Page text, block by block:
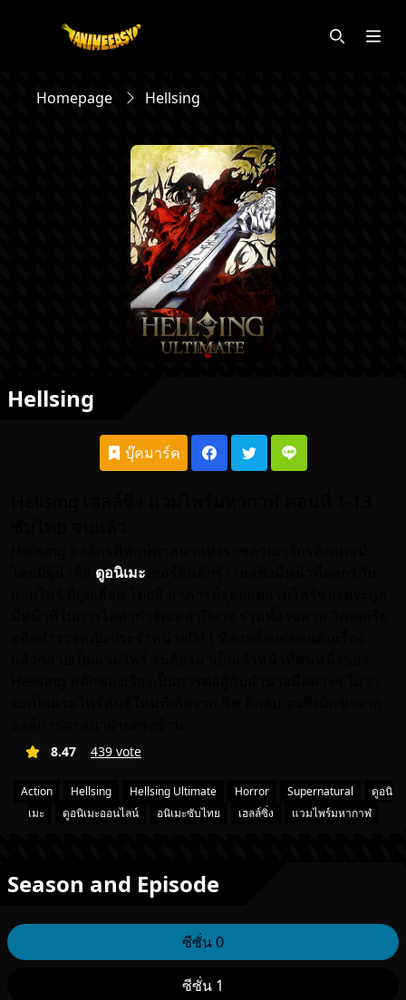
Homepage Hellsing
Hellsing
บุ๊คมาร์ค
ดูอนิเมะ
8.47 439 vote
Action Hellsing Hellsing Ultimate Horror Supernatural
ดูอนิ
เมะ
ดูอนิเมะออนไลน์ อนิเมะซับไทย เฮลล์ซิ่ง แวมไพร์มหากาฬ
Season and Episode
ซีซั่น 0
ซีซั่น 1